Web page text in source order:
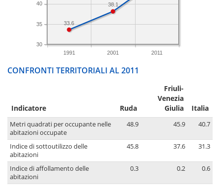
1991 2001 2011
30
35
40 38.1
33.6
CONFRONTI TERRITORIALI AL 2011
Indicatore Ruda
Friuli-
Venezia
Giulia
Italia
Metri quadrati per occupante nelle
abitazioni occupate
48.9 45.9 40.7
Indice di sottoutilizzo delle
abitazioni
45.8 37.6 31.3
Indice di affollamento delle
abitazioni
0.3 0.2 0.6